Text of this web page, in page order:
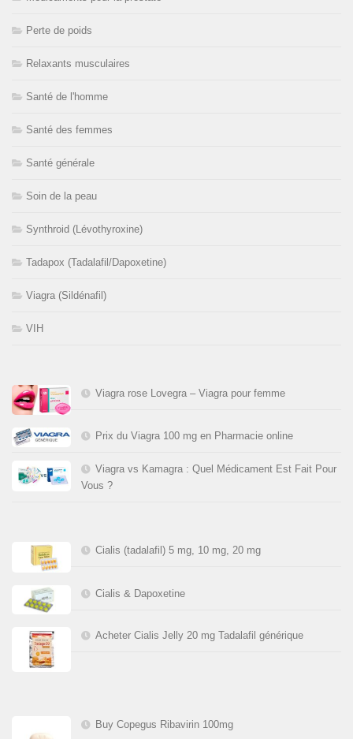
Perte de poids
Relaxants musculaires
Santé de l'homme
Santé des femmes
Santé générale
Soin de la peau
Synthroid (Lévothyroxine)
Tadapox (Tadalafil/Dapoxetine)
Viagra (Sildénafil)
VIH
Viagra rose Lovegra – Viagra pour femme
Prix du Viagra 100 mg en Pharmacie online
Viagra vs Kamagra : Quel Médicament Est Fait Pour
Vous ?
Cialis (tadalafil) 5 mg, 10 mg, 20 mg
Cialis & Dapoxetine
Acheter Cialis Jelly 20 mg Tadalafil générique
Buy Copegus Ribavirin 100mg